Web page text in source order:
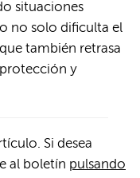
situaciones
no solo dificulta el
también retrasa
y
Si desea
al boletín pulsando